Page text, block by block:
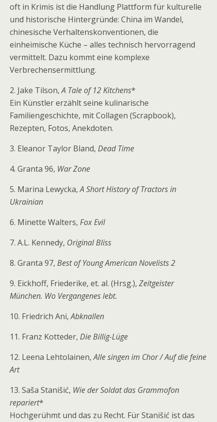
oft in Krimis ist die Handlung Plattform für kulturelle
und historische Hintergründe: China im Wandel,
chinesische Verhaltenskonventionen, die
einheimische Küche – alles technisch hervorragend
vermittelt. Dazu kommt eine komplexe
Verbrechensermittlung.
2. Jake Tilson,A Tale of 12 Kitchens*
Ein Künstler erzählt seine kulinarische
Familiengeschichte, mit Collagen (Scrapbook),
Rezepten, Fotos, Anekdoten.
3. Eleanor Taylor Bland, Dead Time
4. Granta 96, War Zone
5. Marina Lewycka,A Short History of Tractors in
Ukrainian
6. Minette Walters, Fox Evil
7. A.L. Kennedy, Original Bliss
8. Granta 97, Best of Young American Novelists 2
9. Eickhoff, Friederike, et. al. (Hrsg.), Zeitgeister
München. Wo Vergangenes lebt.
10. Friedrich Ani,Abknallen
11. Franz Kotteder, Die Billig-Lüge
12. Leena Lehtolainen,Alle singen im Chor / Auf die feine
Art
13. Saša Stanišić, Wie der Soldat das Grammofon
repariert*
Hochgerühmt und das zu Recht. Für Stanišić ist das